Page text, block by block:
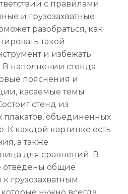
с правилами.
и грузозахватные
разобраться, как
такой
и избежать
наполнении стенда
пояснения и
касаемые темы
стенд из
объединенных
К каждой картинке есть
а также
для сравнений. В
отведены общие
грузозахватным